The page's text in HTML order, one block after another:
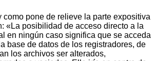
como pone de relieve la parte expositiva
«La posibilidad de acceso directo a la
en ningún caso significa que se acceda
base de datos de los registradores, de
los archivos ser alterados,